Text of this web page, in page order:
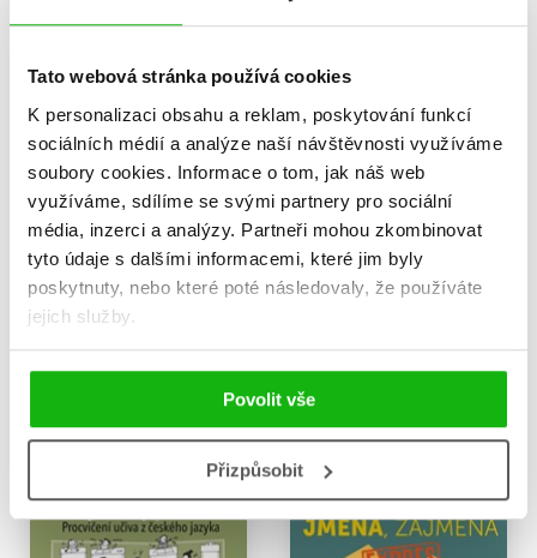
Tato webová stránka používá cookies
K personalizaci obsahu a reklam, poskytování funkcí
sociálních médií a analýze naší návštěvnosti využíváme
soubory cookies. Informace o tom, jak náš web
využíváme, sdílíme se svými partnery pro sociální
média, inzerci a analýzy. Partneři mohou zkombinovat
tyto údaje s dalšími informacemi, které jim byly
poskytnuty, nebo které poté následovaly, že používáte
jejich služby.
Povolit vše
Přizpůsobit
Diktáty a testy pro 6. třídu
Vlasta Gazdíková
159 Kč199 Kč
Diktáty a testy pro 9. třídu
Vlasta Gazdíková
159 Kč199 Kč